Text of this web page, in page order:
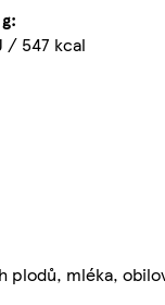
/ 547 kcal
mléka,